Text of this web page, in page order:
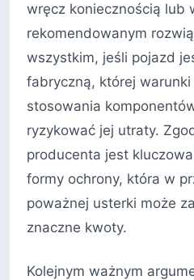
wręcz koniecznością lub
rekomendowanym
wszystkim, jeśli pojazd
fabryczną, której warunki
stosowania
ryzykować jej utraty.
producenta jest
formy ochrony, która w
poważnej usterki może
znaczne kwoty.
Kolejnym ważnym